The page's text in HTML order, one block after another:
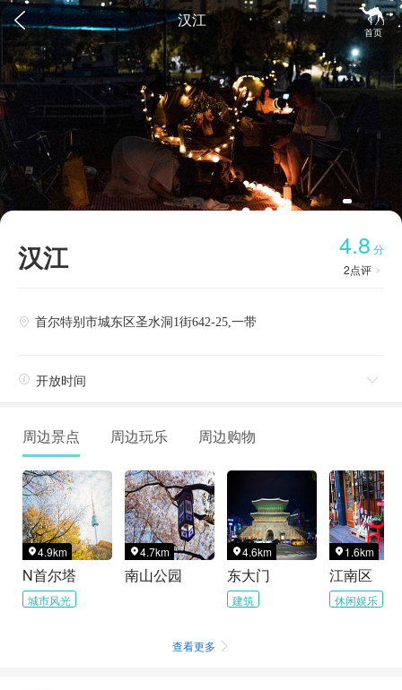
 
首页
汉江
汉江 4.8 分
2点评 
 首尔特别市城东区圣水洞1街642-25,一带
 开放时间 
周边景点 周边玩乐 周边购物
4.9km
N首尔塔
城市风光
4.7km
南山公园
4.6km
东大门
建筑
 1.6km
江南区
休闲娱乐
查看更多 